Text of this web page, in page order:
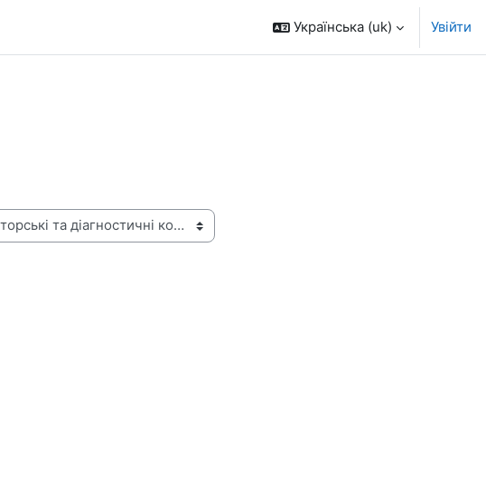
Українська ‎(uk)‎ Увійти